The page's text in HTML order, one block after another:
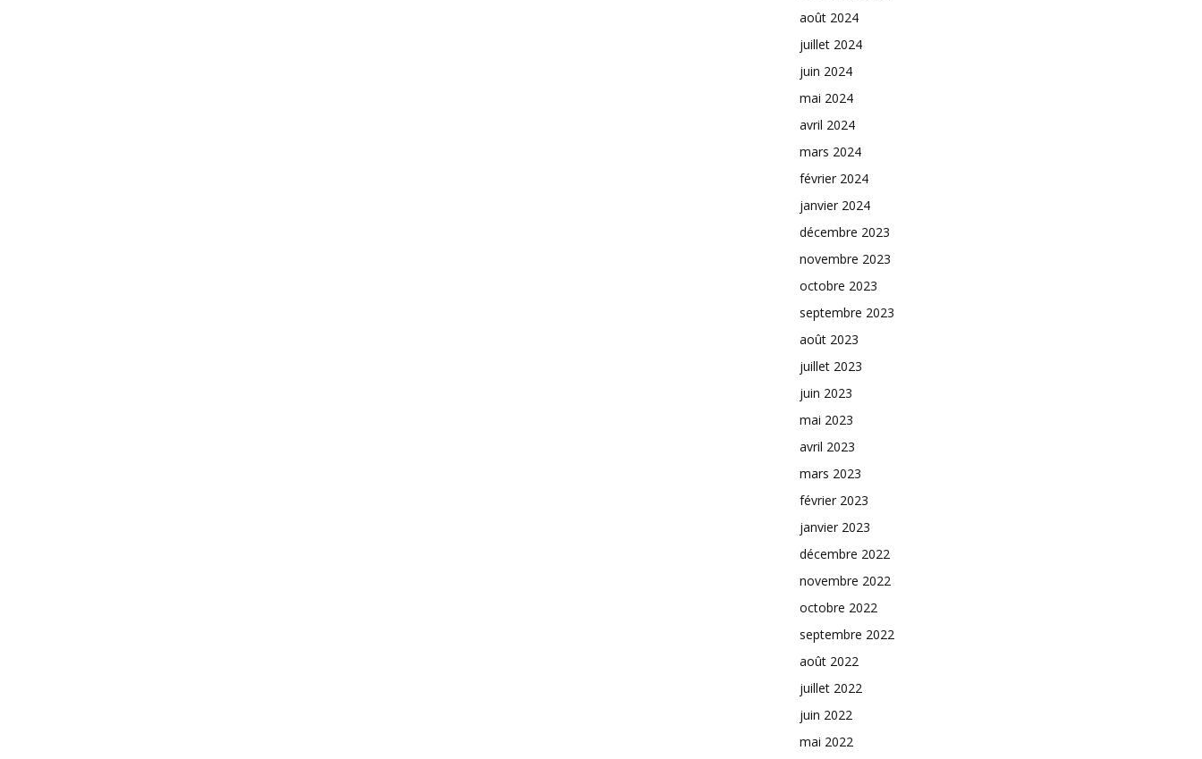
août 2024
juillet 2024
juin 2024
mai 2024
avril 2024
mars 2024
février 2024
janvier 2024
décembre 2023
novembre 2023
octobre 2023
septembre 2023
août 2023
juillet 2023
juin 2023
mai 2023
avril 2023
mars 2023
février 2023
janvier 2023
décembre 2022
novembre 2022
octobre 2022
septembre 2022
août 2022
juillet 2022
juin 2022
mai 2022